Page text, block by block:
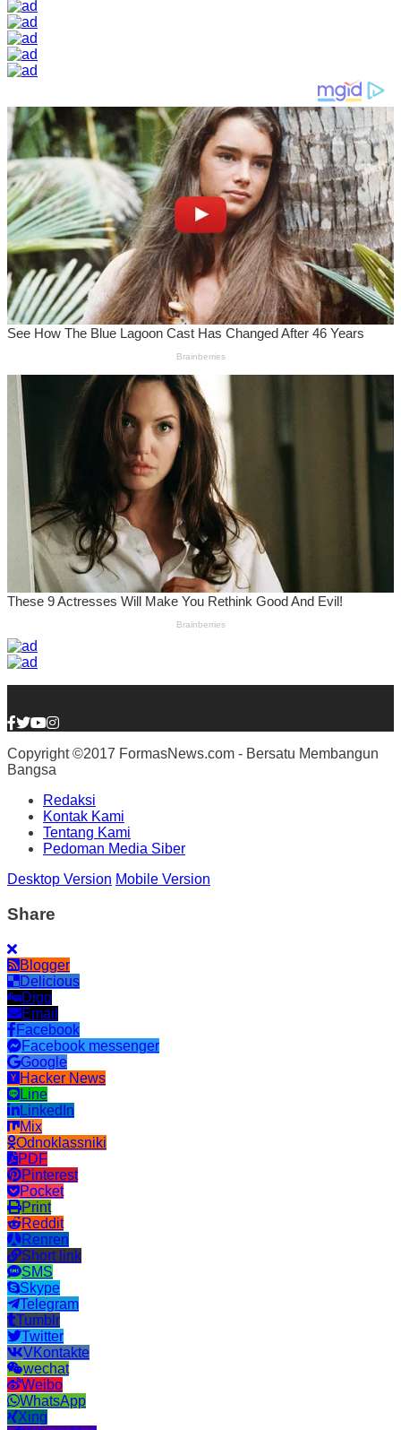
Copyright ©2017 FormasNews.com - Bersatu Membangun
Bangsa
Redaksi
Kontak Kami
Tentang Kami
Pedoman Media Siber
Desktop Version Mobile Version
Share
Blogger
Delicious
Digg
Email
Facebook
Facebook messenger
Google
Hacker News
Line
LinkedIn
Mix
Odnoklassniki
PDF
Pinterest
Pocket
Print
Reddit
Renren
Short link
SMS
Skype
Telegram
Tumblr
Twitter
VKontakte
wechat
Weibo
WhatsApp
Xing